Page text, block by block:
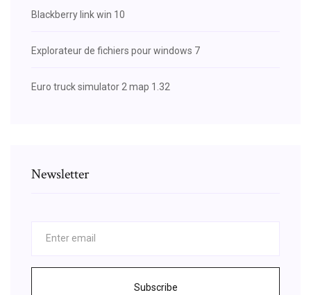
Blackberry link win 10
Explorateur de fichiers pour windows 7
Euro truck simulator 2 map 1.32
Newsletter
Subscribe